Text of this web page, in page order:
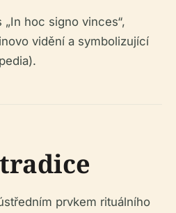
hoc signo vinces“,
vidění a symbolizující
prvkem rituálního